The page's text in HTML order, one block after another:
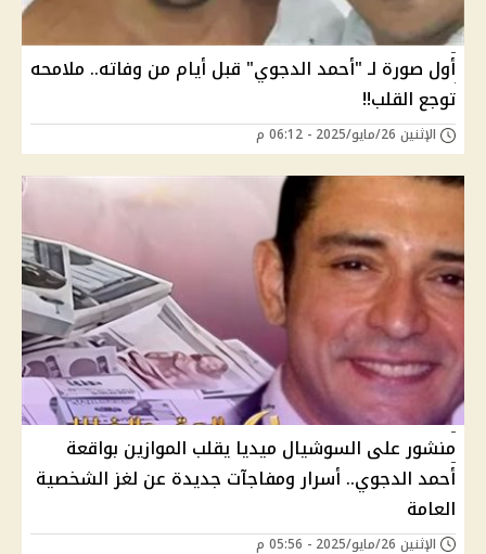
أول صورة لـ "أحمد الدجوي" قبل أيام من وفاته.. ملامحه
توجع القلب!!
الإثنين 26/مايو/2025 - 06:12 م
منشور على السوشيال ميديا يقلب الموازين بواقعة
أحمد الدجوي.. أسرار ومفاجآت جديدة عن لغز الشخصية
العامة
الإثنين 26/مايو/2025 - 05:56 م